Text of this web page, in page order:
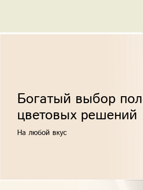
Богатый выбор
цветовых решений
На любой вкус